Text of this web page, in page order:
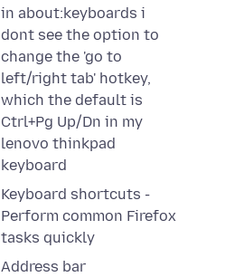
in about:keyboards i
dont see the option to
change the 'go to
left/right tab' hotkey,
which the default is
Ctrl+Pg Up/Dn in my
lenovo thinkpad
keyboard
Keyboard shortcuts -
Perform common Firefox
tasks quickly
Address bar